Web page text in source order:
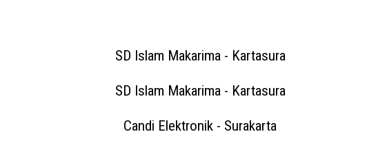
SD Islam Makarima - Kartasura
SD Islam Makarima - Kartasura
Candi Elektronik - Surakarta